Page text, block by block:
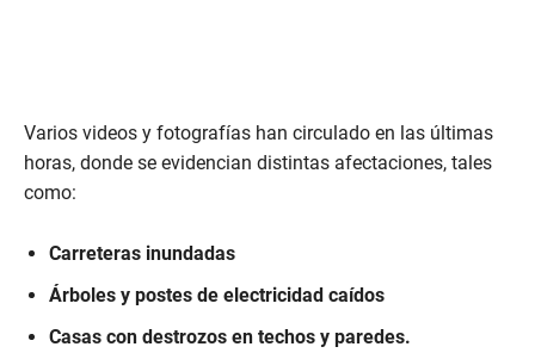
Varios videos y fotografías han circulado en las últimas
horas, donde se evidencian distintas afectaciones, tales
como:
Carreteras inundadas
Árboles y postes de electricidad caídos
Casas con destrozos en techos y paredes.